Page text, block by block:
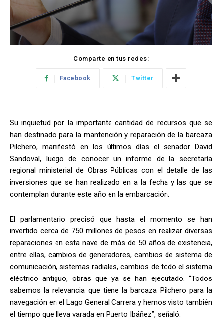
Comparte en tus redes:
Facebook Twitter
Su inquietud por la importante cantidad de recursos que se
han destinado para la mantención y reparación de la barcaza
Pilchero, manifestó en los últimos días el senador David
Sandoval, luego de conocer un informe de la secretaría
regional ministerial de Obras Públicas con el detalle de las
inversiones que se han realizado en a la fecha y las que se
contemplan durante este año en la embarcación.
El parlamentario precisó que hasta el momento se han
invertido cerca de 750 millones de pesos en realizar diversas
reparaciones en esta nave de más de 50 años de existencia,
entre ellas, cambios de generadores, cambios de sistema de
comunicación, sistemas radiales, cambios de todo el sistema
eléctrico antiguo, obras que ya se han ejecutado. “Todos
sabemos la relevancia que tiene la barcaza Pilchero para la
navegación en el Lago General Carrera y hemos visto también
el tiempo que lleva varada en Puerto Ibáñez”, señaló.